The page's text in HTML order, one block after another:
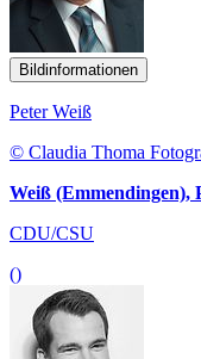
Bildinformationen
Peter Weiß
© Claudia Thoma
Weiß (Emmendingen),
CDU/CSU
()